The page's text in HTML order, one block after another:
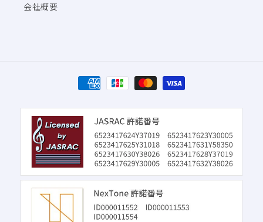
会社概要
決
済
方
法